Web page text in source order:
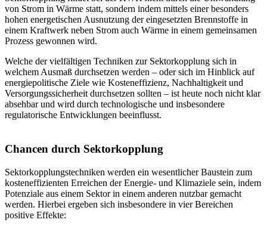
von Strom in Wärme statt, sondern indem mittels einer besonders
hohen energetischen Ausnutzung der eingesetzten Brennstoffe in
einem Kraftwerk neben Strom auch Wärme in einem gemeinsamen
Prozess gewonnen wird.
Welche der vielfältigen Techniken zur Sektorkopplung sich in
welchem Ausmaß durchsetzen werden – oder sich im Hinblick auf
energiepolitische Ziele wie Kosteneffizienz, Nachhaltigkeit und
Versorgungssicherheit durchsetzen sollten – ist heute noch nicht klar
absehbar und wird durch technologische und insbesondere
regulatorische Entwicklungen beeinflusst.
Chancen durch Sektorkopplung
Sektorkopplungstechniken werden ein wesentlicher Baustein zum
kosteneffizienten Erreichen der Energie- und Klimaziele sein, indem
Potenziale aus einem Sektor in einem anderen nutzbar gemacht
werden. Hierbei ergeben sich insbesondere in vier Bereichen
positive Effekte: